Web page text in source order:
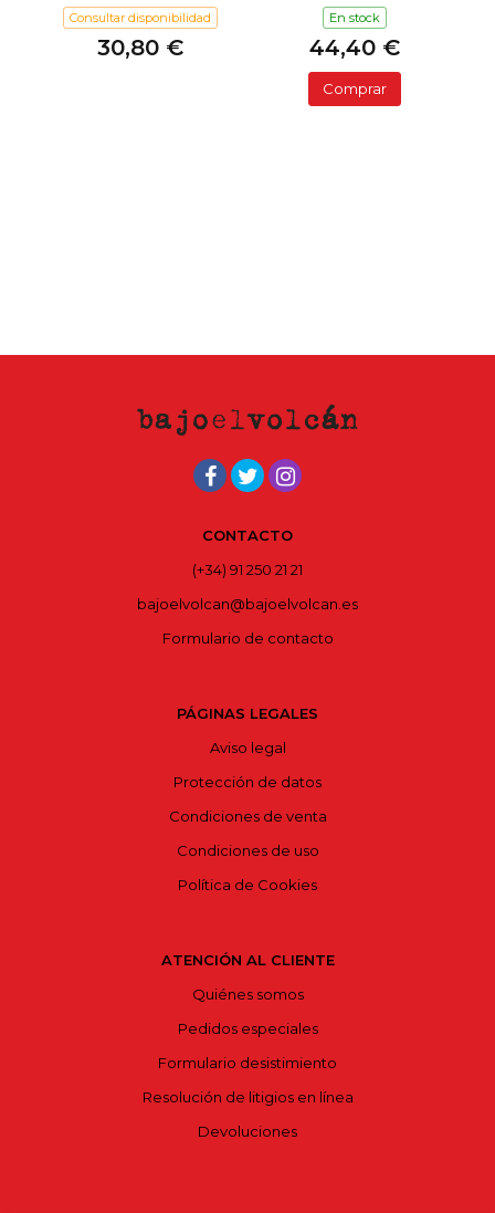
Consultar disponibilidad
30,80 €
En stock
44,40 €
Comprar
CONTACTO
(+34) 91 250 21 21
bajoelvolcan@bajoelvolcan.es
Formulario de contacto
PÁGINAS LEGALES
Aviso legal
Protección de datos
Condiciones de venta
Condiciones de uso
Política de Cookies
ATENCIÓN AL CLIENTE
Quiénes somos
Pedidos especiales
Formulario desistimiento
Resolución de litigios en línea
Devoluciones